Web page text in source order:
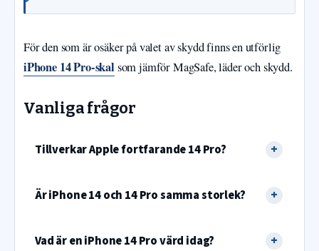
För den som är osäker på valet av skydd finns en utförlig
iPhone 14 Pro-skal som jämför MagSafe, läder och skydd.
Vanliga frågor
Tillverkar Apple fortfarande 14 Pro?
Är iPhone 14 och 14 Pro samma storlek?
Vad är en iPhone 14 Pro värd idag?